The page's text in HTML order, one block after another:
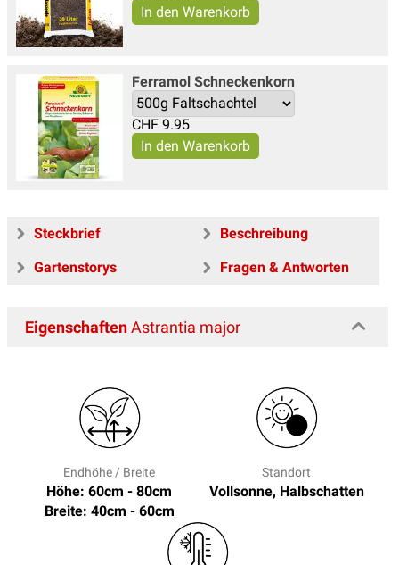
Ferramol Schneckenkorn
CHF 9.95
Steckbrief
Beschreibung
Gartenstorys
Fragen & Antworten
EigenschaftenAstrantia major
Endhöhe / Breite
Höhe: 60cm - 80cm
Breite: 40cm - 60cm
Standort
Vollsonne, Halbschatten